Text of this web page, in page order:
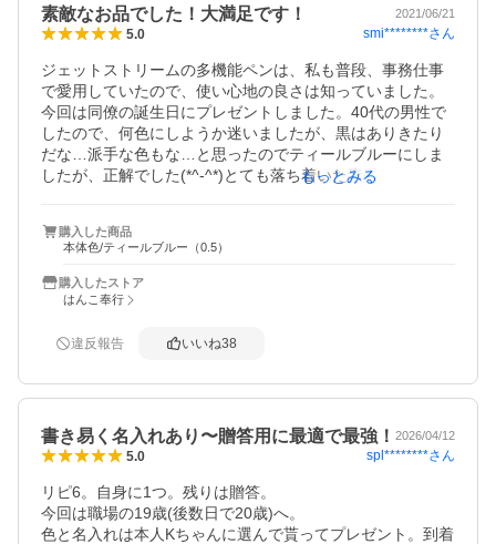
素敵なお品でした！大満足です！ 2021/06/21
5.0 smi********さん
ジェットストリームの多機能ペンは、私も普段、事務仕事
で愛用していたので、使い心地の良さは知っていました。
今回は同僚の誕生日にプレゼントしました。40代の男性で
したので、何色にしようか迷いましたが、黒はありきたり
だな…派手な色もな…と思ったのでティールブルーにしま
したが、正解でした(*^-^*)とても落ち着いた素敵な色でし
出て嬉しいようで、職場で愛用してくれています。ボール
ペンには拘ったことがないという方でしたが「書きやす
い！」と言っていたのと、１本で５本分の役割があるので
「たくさんペンを持ち歩かなくて良い！」ととても喜んで
ジェットストリームの多機能ペンは、職場でじわじわ広め
（笑）
（^^)また誰かへのプレゼントで、ぜひお名前入りを注文し
たいなと思います。大変満足のいくお買い物でした♪
もっとみる
購入した商品
本体色/ティールブルー（0.5）
購入したストア
はんこ奉行
違反報告 いいね38
書き易く名入れあり〜贈答用に最適で最強！ 2026/04/12
5.0 spl********さん
リピ6。自身に1つ。残りは贈答。
今回は職場の19歳(後数日で20歳)へ。
色と名入れは本人Kちゃんに選んで貰ってプレゼント。到着